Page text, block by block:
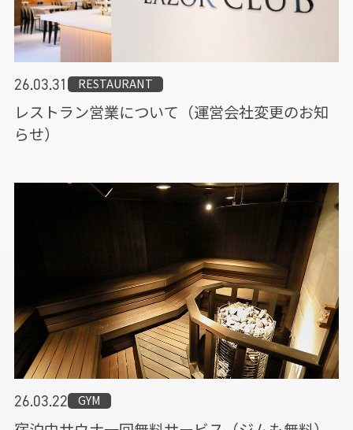
26.03.31 RESTAURANT
レストラン営業について（運営会社変更のお知
らせ）
26.03.22 GYM